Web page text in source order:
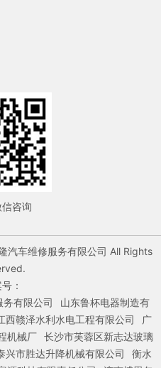
咨询
车维修服务有限公司 All Rights
：
务有限公司
山东鲁杯电器制造有
西赣泽水利水电工程有限公司
广
机械厂 长沙市芙蓉区新志达玻璃
兴市胜达升降机械有限公司
衡水